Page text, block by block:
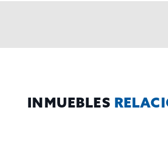
INMUEBLES